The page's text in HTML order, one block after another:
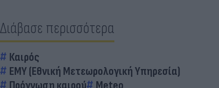
Διάβασε περισσότερα
Καιρός
ΕΜΥ (Εθνική Μετεωρολογική Υπηρεσία)
Πρόγνωση καιρού
Meteo